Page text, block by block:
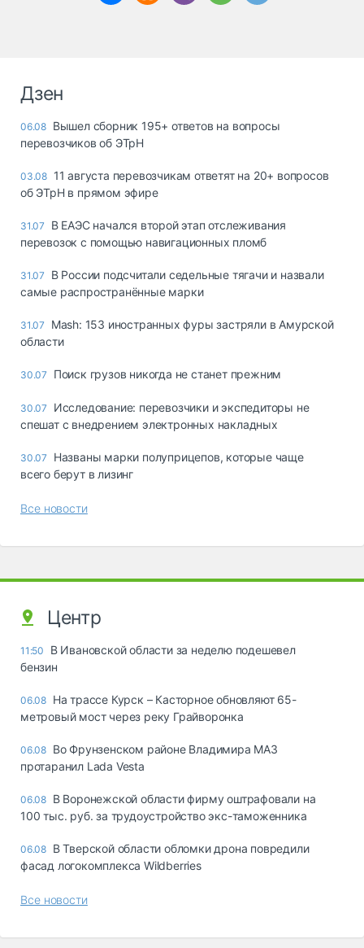
Дзен
06.08 Вышел сборник 195+ ответов на вопросы
перевозчиков об ЭТрН
03.08 11 августа перевозчикам ответят на 20+ вопросов
об ЭТрН в прямом эфире
31.07
В ЕАЭС начался второй этап отслеживания
перевозок с помощью навигационных пломб
31.07
В России подсчитали седельные тягачи и назвали
самые распространённые марки
31.07
Mash: 153 иностранных фуры застряли в Амурской
области
30.07 Поиск грузов никогда не станет прежним
30.07
Исследование: перевозчики и экспедиторы не
спешат с внедрением электронных накладных
30.07
Названы марки полуприцепов, которые чаще
всего берут в лизинг
Все новости
Центр
11:50
В Ивановской области за неделю подешевел
бензин
06.08 На трассе Курск – Касторное обновляют 65-
метровый мост через реку Грайворонка
06.08 Во Фрунзенском районе Владимира МАЗ
протаранил Lada Vesta
06.08 В Воронежской области фирму оштрафовали на
100 тыс. руб. за трудоустройство экс-таможенника
06.08 В Тверской области обломки дрона повредили
фасад логокомплекса Wildberries
Все новости